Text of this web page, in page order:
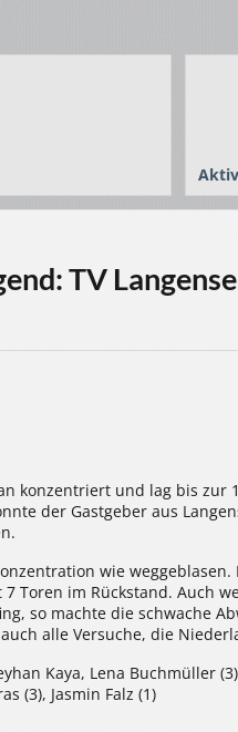
TV
konzentriert und lag bis
der Gastgeber aus
wie
Toren im Rückstand. Auch
so machte die schwache
alle Versuche, die
Kaya, Lena Buchmüller
(3), Jasmin Falz (1)